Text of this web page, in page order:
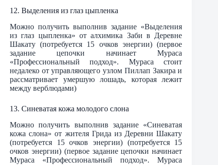
12. Выделения из глаз цыпленка
Можно получить выполнив задание «Выделения
из глаз цыпленка» от алхимика Заби в Деревне
Шакату (потребуется 15 очков энергии) (первое
задание цепочки начинает Мураса
«Профессиональный подход». Мураса стоит
недалеко от управляющего узлом Пиллап Закира и
рассматривает умершую лошадь, которая лежит
между верблюдами)
13. Синеватая кожа молодого слона
Можно получить выполнив задание «Синеватая
кожа слона» от жителя Грида из Деревни Шакату
(потребуется 15 очков энергии) (потребуется 15
очков энергии) (первое задание цепочки начинает
Мураса «Профессиональный подход». Мураса